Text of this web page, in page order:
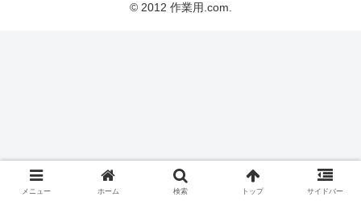
© 2012 作業用.com.
メニュー ホーム 検索 トップ サイドバー